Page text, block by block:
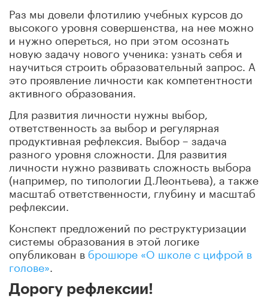
Раз мы довели флотилию учебных курсов до
высокого уровня совершенства, на нее можно
и нужно опереться, но при этом осознать
новую задачу нового ученика: узнать себя и
научиться строить образовательный запрос. А
это проявление личности как компетентности
активного образования.
Для развития личности нужны выбор,
ответственность за выбор и регулярная
продуктивная рефлексия. Выбор – задача
разного уровня сложности. Для развития
личности нужно развивать сложность выбора
(например, по типологии Д.Леонтьева), а также
масштаб ответственности, глубину и масштаб
рефлексии.
Конспект предложений по реструктуризации
системы образования в этой логике
опубликован в брошюре «О школе с цифрой в
голове»
Дорогу рефлексии!